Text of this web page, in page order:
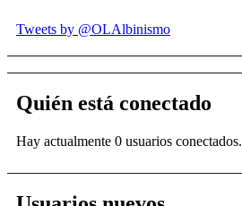
Tweets by @OLAlbinismo
Quién está conectado
Hay actualmente 0 usuarios conectados.